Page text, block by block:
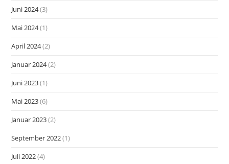
Juni 2024(3)
Mai 2024(1)
April 2024(2)
Januar 2024(2)
Juni 2023(1)
Mai 2023(6)
Januar 2023(2)
September 2022(1)
Juli 2022(4)